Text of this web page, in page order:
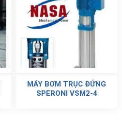
MÁY BƠM TRỤC ĐỨNG
SPERONI VSM2-4